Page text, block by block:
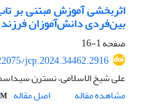
اثربخشی آموزش مبتنی بر
بین‌فردی دانش‌آموزان
صفحه1-16
jcp.2024.34462.2916
علی شیخ الاسلامی، نسترن
مشاهده مقاله
اصل مقاله